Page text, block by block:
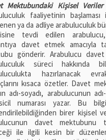
Mektubundaki Kişisel
faaliyetinin
ya da adliye arabuluculuk
tevdi edilen
davet etmek amacıyla
gönderir. Arabulucu
süreci hakkında
hazırlanacak
kısaca özetler. Davet
adı-soyadı, arabulucunun
numarası yazar. Bu
birer kişisel
davet mektubunu
ile ilgili kesin bir